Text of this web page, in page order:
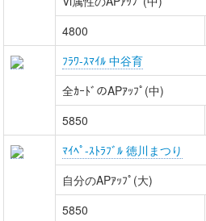
4800
ﾌﾗﾜ-ｽﾏｲﾙ 中谷育
全ｶｰﾄﾞのAPｱｯﾌﾟ(中)
5850
ﾏｲﾍﾟ-ｽﾄﾗﾌﾞﾙ 徳川まつり
自分のAPｱｯﾌﾟ(大)
5850